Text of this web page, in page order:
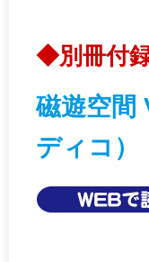
◆別冊付
磁遊空間
ディコ）